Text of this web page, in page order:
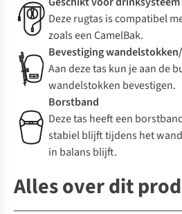
Deze rugtas is compatibel
zoals een CamelBak.
Bevestiging
Aan deze tas kun je aan de
wandelstokken bevestigen.
Borstband
Deze tas heeft een
stabiel blijft tijdens het
in balans blijft.
Alles over dit